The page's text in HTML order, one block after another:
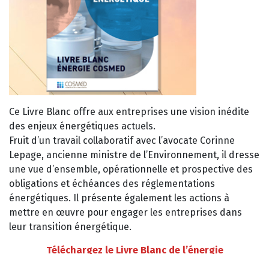
Ce Livre Blanc offre aux entreprises une vision inédite
des enjeux énergétiques actuels.
Fruit d’un travail collaboratif avec l’avocate Corinne
Lepage, ancienne ministre de l’Environnement, il dresse
une vue d’ensemble, opérationnelle et prospective des
obligations et échéances des réglementations
énergétiques. Il présente également les actions à
mettre en œuvre pour engager les entreprises dans
leur transition énergétique.
Téléchargez le Livre Blanc de l’énergie